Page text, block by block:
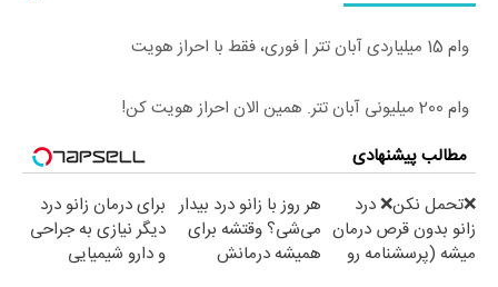
وام 15 میلیاردی آبان تتر | فوری، فقط با احراز هویت
وام 200 میلیونی آبان تتر. همین الان احراز هویت کن!
مطالب پیشنهادی
❌تحمل نکن❌ درد
زانو بدون قرص درمان
میشه (پرسشنامه رو
هر روز با زانو درد بیدار
می‌شی؟ وقتشه برای
همیشه درمانش
برای درمان زانو درد
دیگر نیازی به جراحی
و دارو شیمیایی